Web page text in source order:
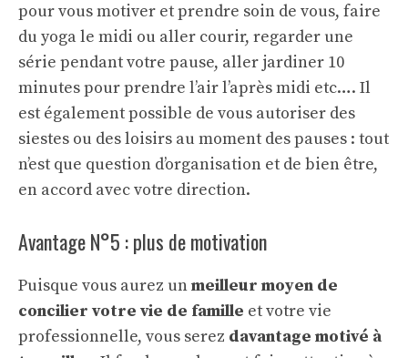
pour vous motiver et prendre soin de vous, faire
du yoga le midi ou aller courir, regarder une
série pendant votre pause, aller jardiner 10
minutes pour prendre l’air l’après midi etc…. Il
est également possible de vous autoriser des
siestes ou des loisirs au moment des pauses : tout
n’est que question d’organisation et de bien être,
en accord avec votre direction.
Avantage N°5 : plus de motivation
Puisque vous aurez unmeilleur moyen de
concilier votre vie de famille et votre vie
professionnelle, vous serez davantage motivé à